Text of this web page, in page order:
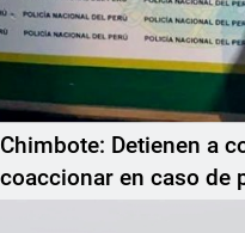
Chimbote: Detienen a
coaccionar en caso de